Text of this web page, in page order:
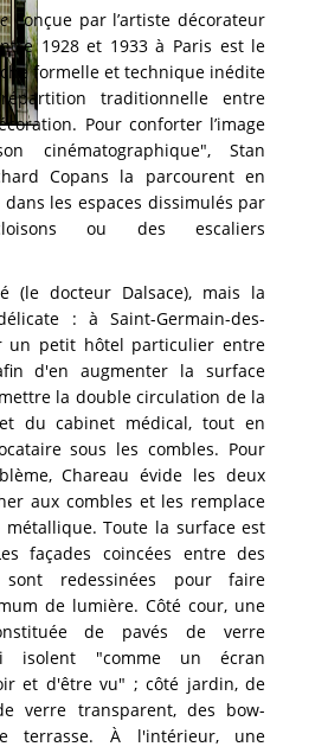
conçue par l’artiste décorateur
1928 et 1933 à Paris est le
formelle et technique inédite
traditionnelle entre
Pour conforter l’image
cinématographique", Stan
Copans la parcourent en
les espaces dissimulés par
ou des escaliers
(le docteur Dalsace), mais la
: à Saint-Germain-des-
un petit hôtel particulier entre
d'en augmenter la surface
la double circulation de la
du cabinet médical, tout en
sous les combles. Pour
Chareau évide les deux
aux combles et les remplace
Toute la surface est
façades coincées entre des
redessinées pour faire
de lumière. Côté cour, une
de pavés de verre
isolent "comme un écran
et d'être vu" ; côté jardin, de
verre transparent, des bow-
terrasse. À l'intérieur, une